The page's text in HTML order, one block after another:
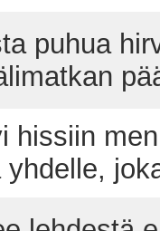
puhua
hissiin